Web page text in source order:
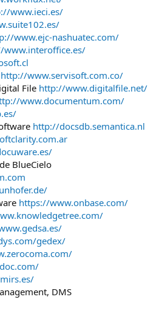
www.ieci.es/
www.ejc-nashuatec.com/
www.interoffice.es/
http://www.servisoft.com.co/
File http://www.digitalfile.net/
www.documentum.com/
http://docsdb.semantica.nl
BlueCielo
https://www.onbase.com/
gedex/
DMS